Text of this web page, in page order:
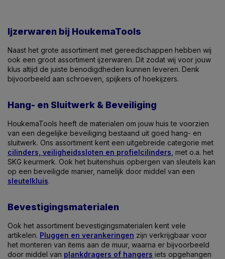
Ijzerwaren bij HoukemaTools
Naast het grote assortiment met gereedschappen hebben wij
ook een groot assortiment ijzerwaren. Dit zodat wij voor jouw
klus altijd de juiste benodigdheden kunnen leveren. Denk
bijvoorbeeld aan schroeven, spijkers of hoekijzers.
Hang- en Sluitwerk & Beveiliging
HoukemaTools heeft de materialen om jouw huis te voorzien
van een degelijke beveiliging bestaand uit goed hang- en
sluitwerk. Ons assortiment kent een uitgebreide categorie met
cilinders, veiligheidssloten en profielcilinders , met o.a. het
SKG keurmerk. Ook het buitenshuis opbergen van sleutels kan
op een beveiligde manier, namelijk door middel van een
sleutelkluis.
Bevestigingsmaterialen
Ook het assortiment bevestigingsmaterialen kent vele
artikelen. Pluggen en verankeringen zijn verkrijgbaar voor
het monteren van items aan de muur, waarna er bijvoorbeeld
door middel van plankdragers of hangers iets opgehangen